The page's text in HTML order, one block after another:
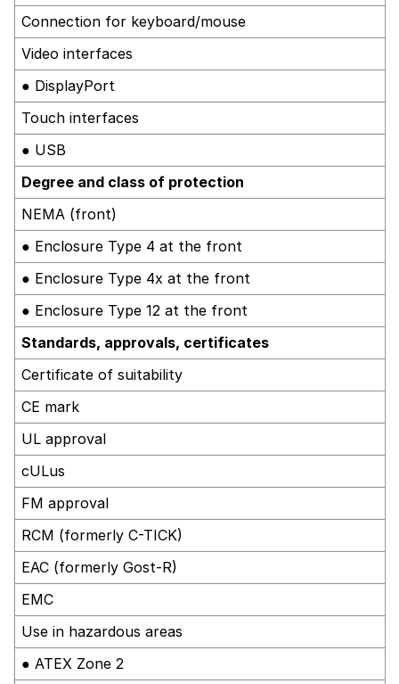
Connection for keyboard/mouse
Video interfaces
● DisplayPort
Touch interfaces
● USB
Degree and class of protection
NEMA (front)
● Enclosure Type 4 at the front
● Enclosure Type 4x at the front
● Enclosure Type 12 at the front
Standards, approvals, certificates
Certificate of suitability
CE mark
UL approval
cULus
FM approval
RCM (formerly C-TICK)
EAC (formerly Gost-R)
EMC
Use in hazardous areas
● ATEX Zone 2